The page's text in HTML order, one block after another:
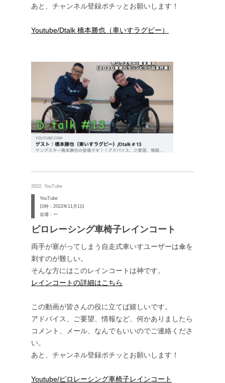
あと、チャンネル登録ポチッとお願いします！
Youtube/Dtalk 橋本勝也（車いすラグビー）
2022, YouTube
YouTube
日時：2022年11月1日
会場：ー
ピロレーシング車椅子レインコート
両手が塞がってしまう自走式車いすユーザーは傘を
刺すのが難しい。
そんな方にはこのレインコートは神です。
レインコートの詳細はこちら
この動画が皆さんの役に立てば嬉しいです。
アドバイス、ご要望、情報など、何かありましたら
コメント、メール、なんでもいいのでご連絡くださ
い。
あと、チャンネル登録ポチッとお願いします！
Youtube/ピロレーシング車椅子レインコート